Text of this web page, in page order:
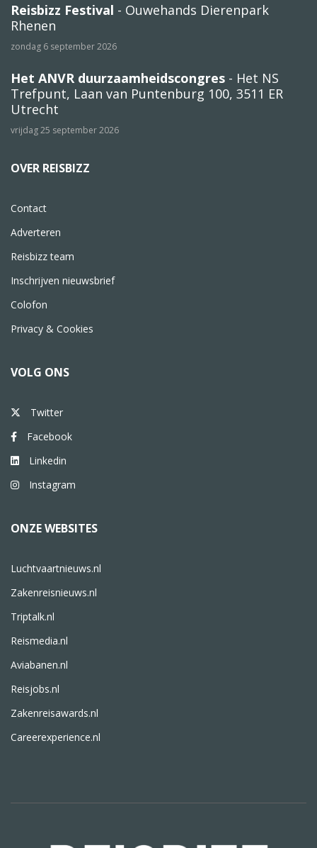
Reisbizz Festival - Ouwehands Dierenpark
Rhenen
zondag 6 september 2026
Het ANVR duurzaamheidscongres - Het NS
Trefpunt, Laan van Puntenburg 100, 3511 ER
Utrecht
vrijdag 25 september 2026
OVER REISBIZZ
Contact
Adverteren
Reisbizz team
Inschrijven nieuwsbrief
Colofon
Privacy & Cookies
VOLG ONS
Twitter
Facebook
Linkedin
Instagram
ONZE WEBSITES
Luchtvaartnieuws.nl
Zakenreisnieuws.nl
Triptalk.nl
Reismedia.nl
Aviabanen.nl
Reisjobs.nl
Zakenreisawards.nl
Careerexperience.nl